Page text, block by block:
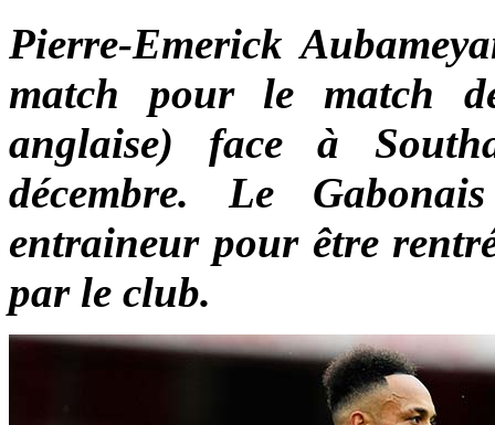
Pierre-Emerick
match pour le match
anglaise) face à
décembre. Le
entraineur pour être
par le club.